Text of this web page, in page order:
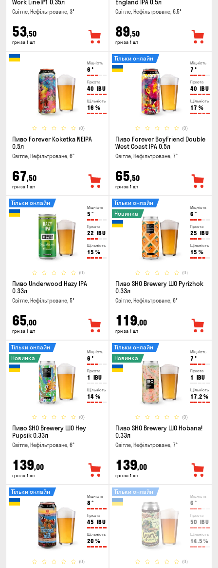
Work Line №1 0.35л
Світле, Нефільтроване, 3°
53,50
грн за 1 шт
England IPA 0.5л
Світле, Нефільтроване, 6.5°
89,50
грн за 1 шт
Міцність
6 °
Гіркота
40 IBU
Щільність
16 %
(0)
Пиво Forever Kokеtkа NEIPA
0.5л
Світле, Нефільтроване, 6°
67,50
грн за 1 шт
Міцність
7 °
Гіркота
40 IBU
Щільність
17 %
(0)
Тільки онлайн
Пиво Forever BoyFriend Double
West Coast IPA 0.5л
Світле, Нефільтроване, 7°
65,50
грн за 1 шт
Міцність
5 °
Гіркота
22 IBU
Щільність
15 %
(0)
Тільки онлайн
Пиво Underwood Hazy IPA
0.33л
Світле, Нефільтроване, 5°
65,00
грн за 1 шт
Міцність
6 °
Гіркота
25 IBU
Щільність
15 %
(0)
Тільки онлайн
Новинка
Пиво SHO Brewery ШО Pyrizhok
0.33л
Світле, Нефільтроване, 6°
119,00
грн за 1 шт
Міцність
6 °
Гіркота
1 IBU
Щільність
14 %
(0)
Тільки онлайн
Новинка
Пиво SHO Brewery ШО Hey
Pupsik 0.33л
Світле, Нефільтроване, 6°
139,00
грн за 1 шт
Міцність
7 °
Гіркота
1 IBU
Щільність
17.2 %
(0)
Тільки онлайн
Новинка
Пиво SHO Brewery ШО Hobana!
0.33л
Світле, Нефільтроване, 7°
139,00
грн за 1 шт
Міцність
8 °
Гіркота
45 IBU
Щільність
20 %
(0)
Тільки онлайн
Міцність
6 °
Гіркота
50 IBU
Щільність
14.5 %
(0)
Тільки онлайн